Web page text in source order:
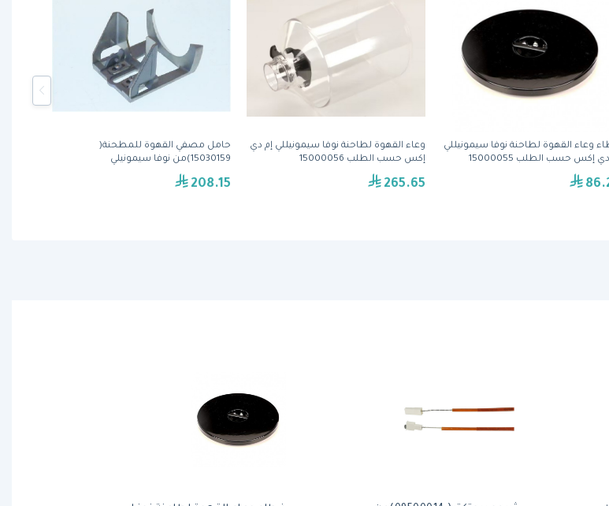
حامل مصفي القهوة للمطحنة(
15030159)من نوفا سيمونيلي
208.15
وعاء القهوة لطاحنة نوفا سيمونيللي إم دي
إكس حسب الطلب 15000056
265.65
وعاء القهوة لطاحنة نوفا سيمونيللي
إكس حسب الطلب 15000055